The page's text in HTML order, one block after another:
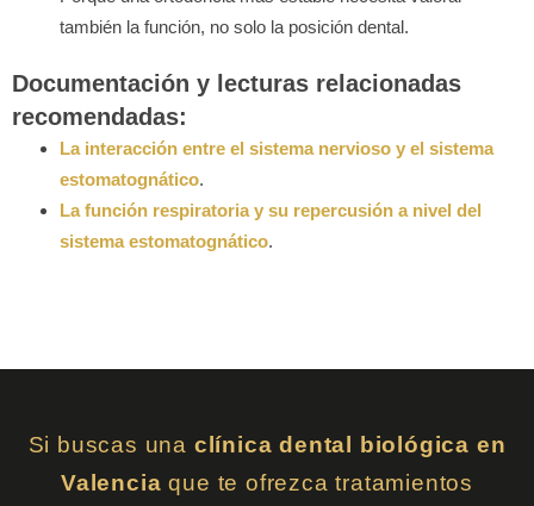
también la función, no solo la posición dental.
Documentación y lecturas relacionadas
recomendadas:
La interacción entre el sistema nervioso y el sistema
estomatognático.
La función respiratoria y su repercusión a nivel del
sistema estomatognático.
Si buscas una clínica dental biológica en
Valencia que te ofrezca tratamientos